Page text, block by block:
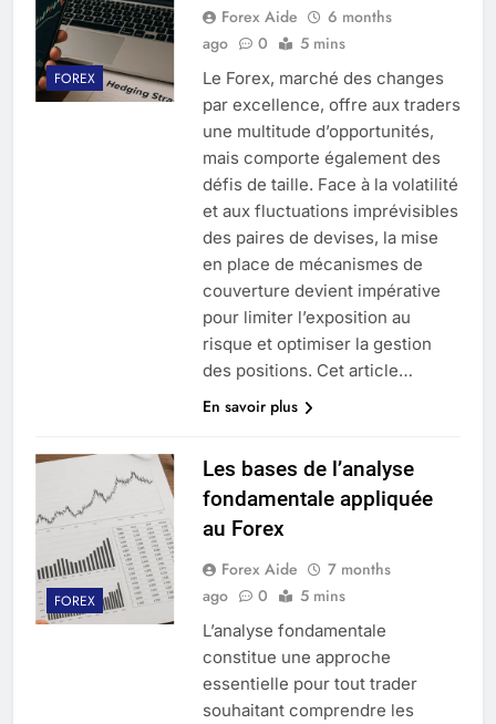
FOREX
Forex Aide
6 months
ago
0 5 mins
Le Forex, marché des changes
par excellence, offre aux traders
une multitude d’opportunités,
mais comporte également des
défis de taille. Face à la volatilité
et aux fluctuations imprévisibles
des paires de devises, la mise
en place de mécanismes de
couverture devient impérative
pour limiter l’exposition au
risque et optimiser la gestion
des positions. Cet article…
En savoir plus
FOREX
Les bases de l’analyse
fondamentale appliquée
au Forex
Forex Aide
7 months
ago
0 5 mins
L’analyse fondamentale
constitue une approche
essentielle pour tout trader
souhaitant comprendre les